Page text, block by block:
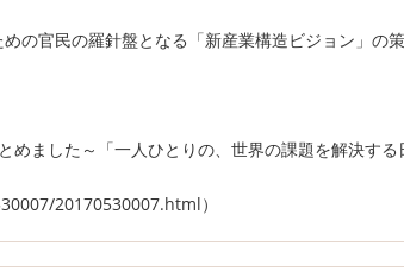
の官民の羅針盤となる「新産業構造ビジョン」の
めました～「一人ひとりの、世界の課題を解決す
20170530007.html）